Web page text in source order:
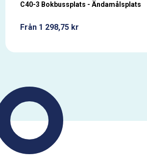
C40-3 Bokbussplats - Ändamålsplats
Från 1 298,75 kr